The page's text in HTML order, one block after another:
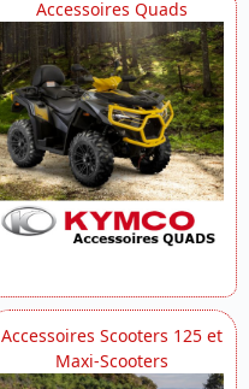
Accessoires Quads
Accessoires Scooters 125 et
Maxi-Scooters